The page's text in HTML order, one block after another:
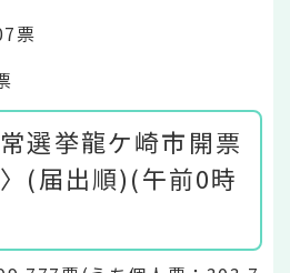
票
選挙龍ケ崎市開票
(届出順)(午前0時